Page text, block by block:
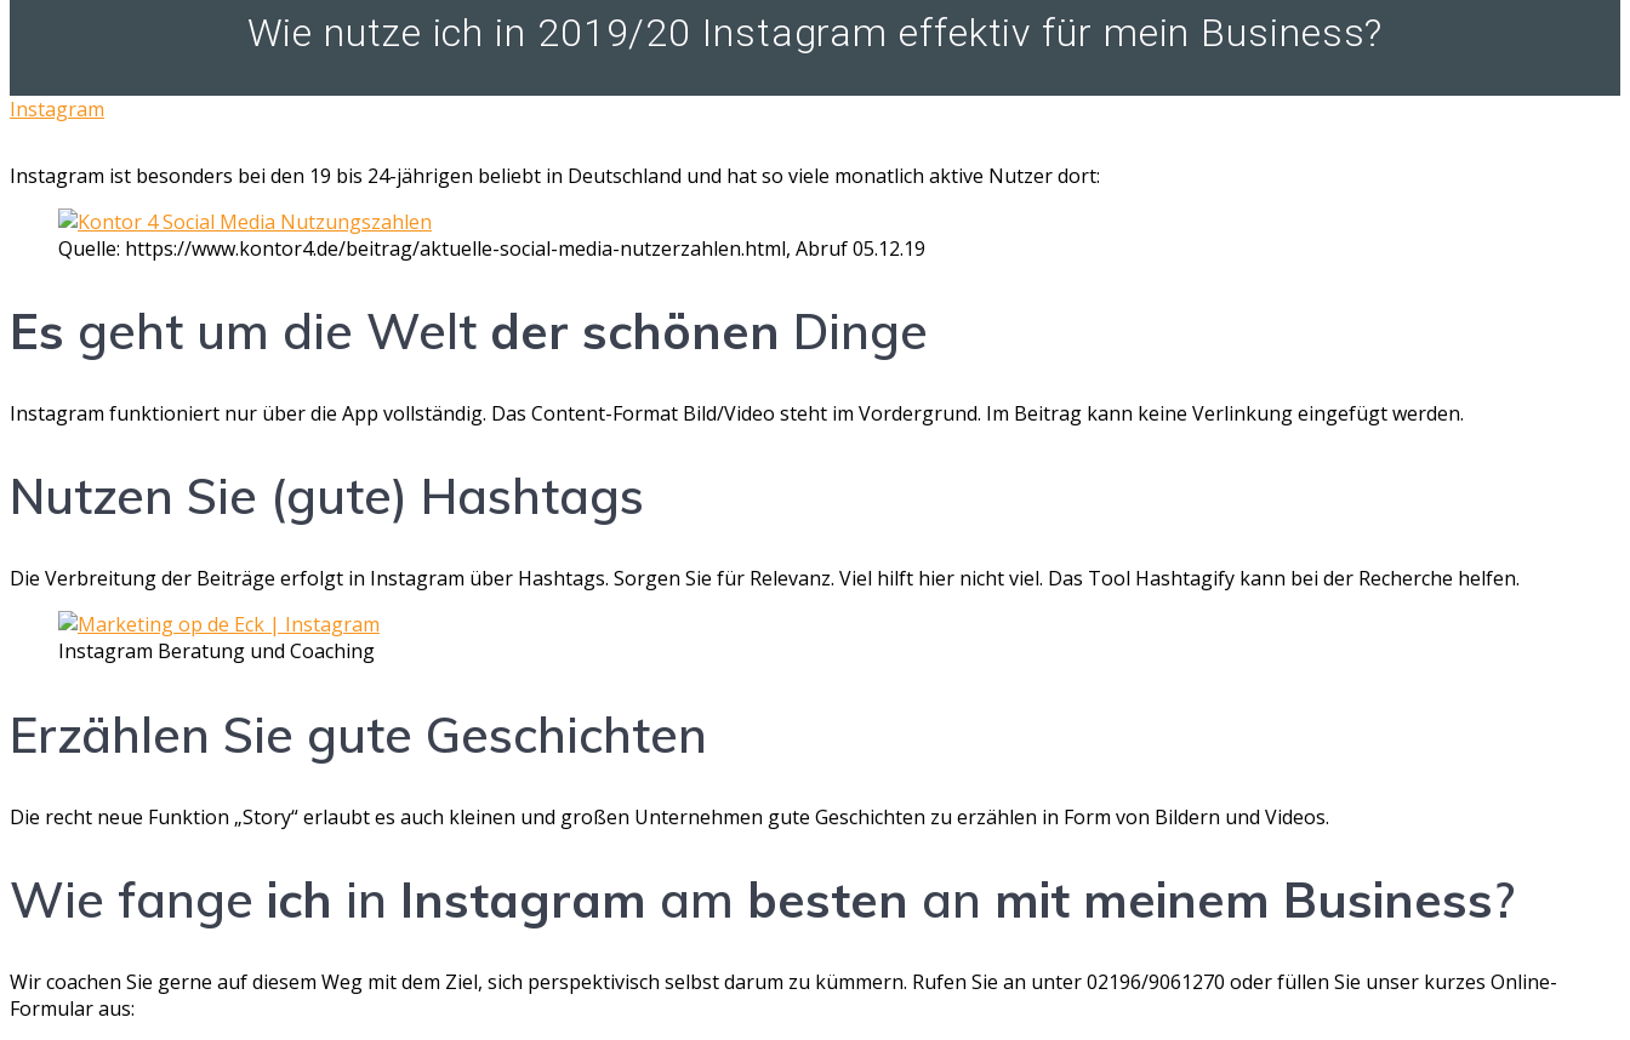
Wie nutze ich in 2019/20 Instagram effektiv für mein Business?
Instagram
Instagram ist besonders bei den 19 bis 24-jährigen beliebt in Deutschland und hat so viele monatlich aktive Nutzer dort:
Quelle: https://www.kontor4.de/beitrag/aktuelle-social-media-nutzerzahlen.html, Abruf 05.12.19
Es geht um die Welt der schönen Dinge
Instagram funktioniert nur über die App vollständig. Das Content-Format Bild/Video steht im Vordergrund. Im Beitrag kann keine Verlinkung eingefügt werden.
Nutzen Sie (gute) Hashtags
Die Verbreitung der Beiträge erfolgt in Instagram über Hashtags. Sorgen Sie für Relevanz. Viel hilft hier nicht viel. Das Tool Hashtagify kann bei der Recherche helfen.
Instagram Beratung und Coaching
Erzählen Sie gute Geschichten
Die recht neue Funktion „Story“ erlaubt es auch kleinen und großen Unternehmen gute Geschichten zu erzählen in Form von Bildern und Videos.
Wie fange ich in Instagram am besten an mit meinem Business?
Wir coachen Sie gerne auf diesem Weg mit dem Ziel, sich perspektivisch selbst darum zu kümmern. Rufen Sie an unter 02196/9061270 oder füllen Sie unser kurzes Online-
Formular aus: